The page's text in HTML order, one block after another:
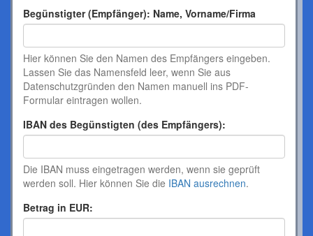
Begünstigter (Empfänger): Name, Vorname/Firma
Hier können Sie den Namen des Empfängers eingeben.
Lassen Sie das Namensfeld leer, wenn Sie aus
Datenschutzgründen den Namen manuell ins PDF-
Formular eintragen wollen.
IBAN des Begünstigten (des Empfängers):
Die IBAN muss eingetragen werden, wenn sie geprüft
werden soll. Hier können Sie die IBAN ausrechnen.
Betrag in EUR: